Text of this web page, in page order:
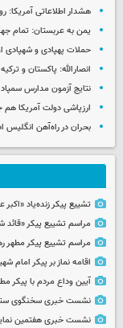
هشدار اطلاعاتی آمریکا:
یمن به عربستان: تمام
حملات پهپادی و شهپادی
انصارالله: پاکستان و
نتایج آزمون مدارس سمپاد
ارزپاشی دولت آمریکا هم
بحران در راه‌آهن انگلیس ادامه
تشییع پیکر زنده‌یاد «اکبر
مراسم تشییع پیکر
مراسم تشییع پیکر مطهر
اقامه نماز بر پیکر امام
آیین وداع مردم با پیکر
نشست خبری سخنگوی
نشست خبری هفتمین